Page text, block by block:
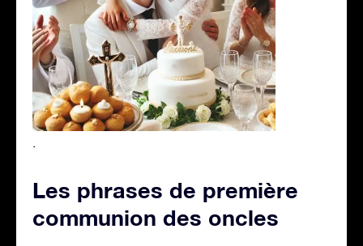
.
Les phrases de première
communion des oncles